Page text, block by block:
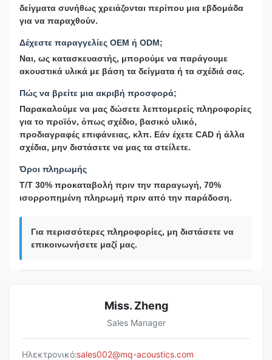
δείγματα συνήθως χρειάζονται περίπου μια εβδομάδα
για να παραχθούν.
Δέχεστε παραγγελίες OEM ή ODM;
Ναι, ως κατασκευαστής, μπορούμε να παράγουμε
ακουστικά υλικά με βάση τα δείγματα ή τα σχέδιά σας.
Πώς να βρείτε μια ακριβή προσφορά;
Παρακαλούμε να μας δώσετε λεπτομερείς πληροφορίες
για το προϊόν, όπως σχέδιο, βασικό υλικό,
προδιαγραφές επιφάνειας, κλπ. Εάν έχετε CAD ή άλλα
σχέδια, μην διστάσετε να μας τα στείλετε.
Όροι πληρωμής
T/T 30% προκαταβολή πριν την παραγωγή, 70%
ισορροπημένη πληρωμή πριν από την παράδοση.
Για περισσότερες πληροφορίες, μη διστάσετε να
επικοινωνήσετε μαζί μας.
Miss. Zheng
Sales Manager
Ηλεκτρονικό:sales002@mq-acoustics.com